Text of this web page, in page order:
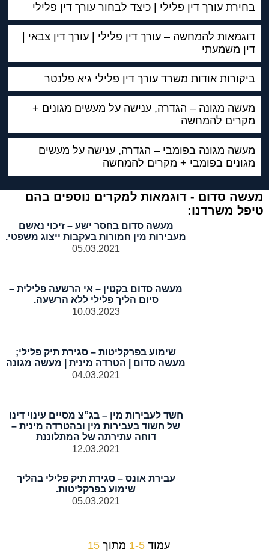
בחירת עורך דין פלילי | כיצד לבחור עורך דין פלילי
דוגמאות להמחשה – עורך דין פלילי | עורך דין צבאי |
דין משמעתי
ביקורות אודות משרד עורך דין פלילי גיא פלנטר
מעשה מגונה – הגדרה, ענישה על מעשים מגונים +
מקרים להמחשה
מעשה מגונה בפומבי – הגדרה, ענישה על מעשים
מגונים בפומבי + מקרים להמחשה
מעשה סדום - דוגמאות למקרים נוספים בהם
טיפל משרדנו:
מעשה סדום בחסר ישע – זיכוי נאשם
מעבירות מין חמורות בעקבות ייצוג משפטי.
05.03.2021
מעשה סדום בקטין – אי הרשעה פלילית –
סיום הליך פלילי ללא הרשעה.
10.03.2023
שימוע בפרקליטות – סגירת תיק פלילי;
מעשה סדום | הטרדה מינית | מעשה מגונה
04.03.2021
חשד לעבירות מין – בג”צ מסיים עינוי דינו
של חשוד בעבירות מין ובהטרדה מינית –
דוחה עתירתה של המתלוננת
12.03.2021
עבירת אונס – סגירת תיק פלילי בהליך
שימוע בפרקליטות.
05.03.2021
עמוד1-5 מתוך15